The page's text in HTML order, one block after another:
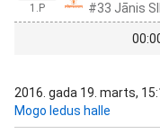
1.P
#33 Jānis
2016. gada 19. marts,
Mogo ledus halle